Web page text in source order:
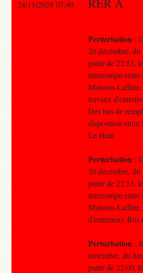
24/11/2024 07:40
Perturbation :
20 décembre,
partir de 22:15,
interrompu
Maisons-Laffitte,
travaux
Des bus de
disposition
Le Haut
Perturbation :
20 décembre,
partir de 22:15,
interrompu
Maisons-
d'entretien). Bus
Perturbation :
novembre, du
partir de 22:00,